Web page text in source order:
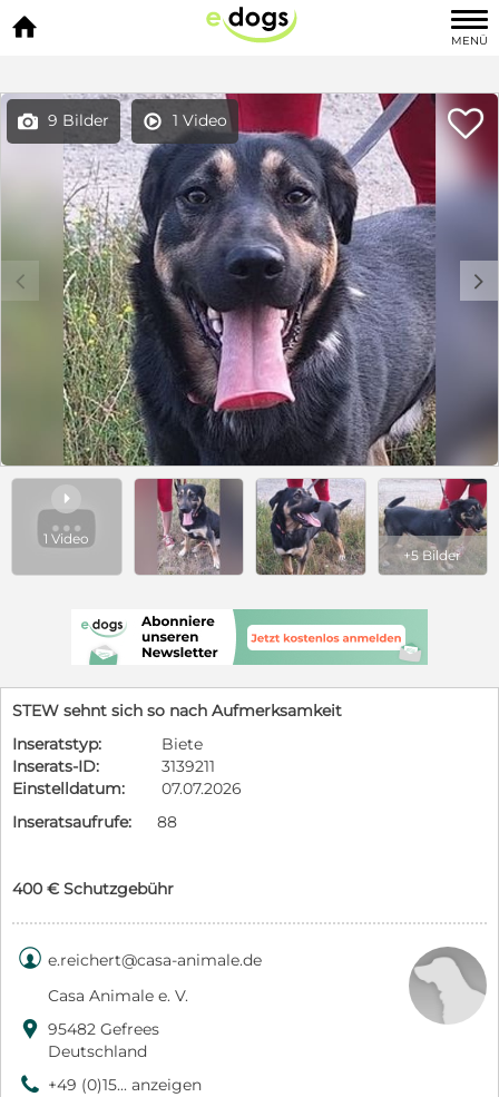

MENÜ
 9 Bilder  1 Video 
c d

1 Video
+5 Bilder
STEW sehnt sich so nach Aufmerksamkeit
Inseratstyp:
Biete
Inserats-ID:
3139211
Einstelldatum:
07.07.2026
Inseratsaufrufe:
88
400 € Schutzgebühr
 e.reichert@casa-animale.de
Casa Animale e. V.
 95482 Gefrees
Deutschland
9 +49 (0)15... anzeigen